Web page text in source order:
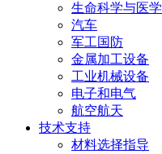
生命科学与医学
汽车
军工国防
金属加工设备
工业机械设备
电子和电气
航空航天
技术支持
材料选择指导